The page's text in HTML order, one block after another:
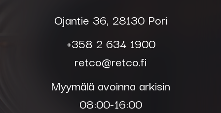
Ojantie 36, 28130 Pori
+358 2 634 1900
retco@retco.fi
Myymälä avoinna arkisin
08:00-16:00